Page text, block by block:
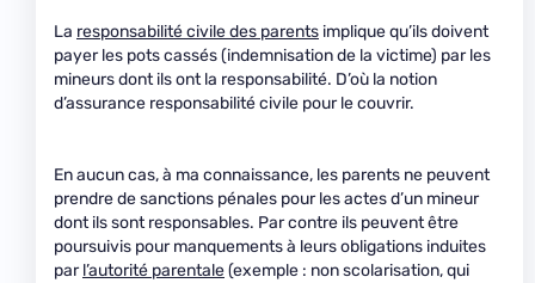
La responsabilité civile des parents implique qu’ils doivent
payer les pots cassés (indemnisation de la victime) par les
mineurs dont ils ont la responsabilité. D’où la notion
d’assurance responsabilité civile pour le couvrir.
En aucun cas, à ma connaissance, les parents ne peuvent
prendre de sanctions pénales pour les actes d’un mineur
dont ils sont responsables. Par contre ils peuvent être
poursuivis pour manquements à leurs obligations induites
parl’autorité parentale(exemple : non scolarisation, qui